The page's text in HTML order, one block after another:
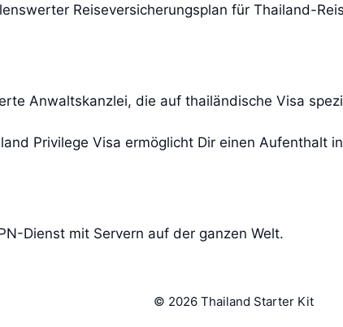
Reiseversicherungsplan für Thailand-
Anwaltskanzlei, die auf thailändische Visa
Privilege Visa ermöglicht Dir einen Aufenthalt
Dienst mit Servern auf der ganzen Welt.
© 2026 Thailand Starter Kit